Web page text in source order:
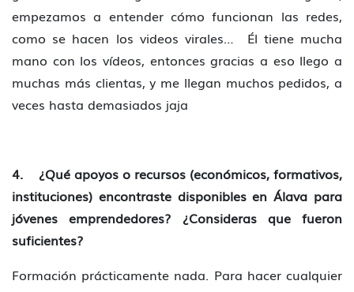
empezamos a entender cómo funcionan las redes,
como se hacen los videos virales… Él tiene mucha
mano con los vídeos, entonces gracias a eso llego a
muchas más clientas, y me llegan muchos pedidos, a
veces hasta demasiados jaja
4. ¿Qué apoyos o recursos (económicos, formativos,
instituciones) encontraste disponibles en Álava para
jóvenes emprendedores? ¿Consideras que fueron
suficientes?
Formación prácticamente nada. Para hacer cualquier